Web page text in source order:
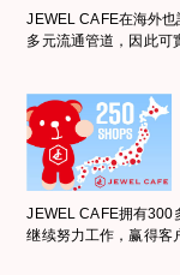
JEWEL CAFE在海外
多元流通管道，因此可
JEWEL CAFE拥有300
继续努力工作，赢得客